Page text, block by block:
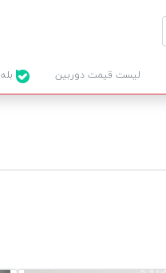
لیست قیمت دوربین